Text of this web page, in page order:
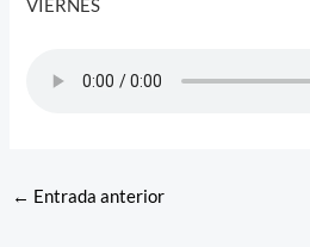
VIERNES
← Entrada anterior